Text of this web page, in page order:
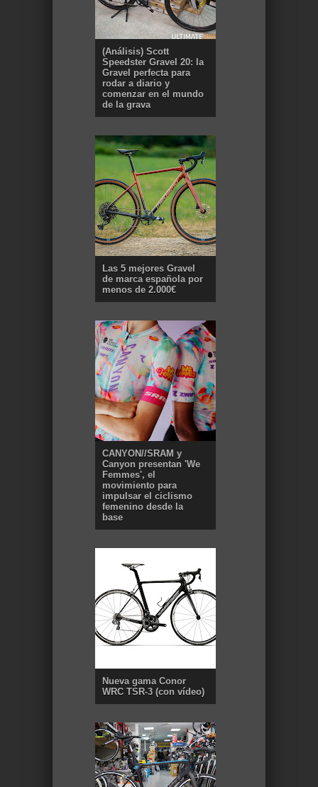
(Análisis) Scott
Speedster Gravel 20: la
Gravel perfecta para
rodar a diario y
comenzar en el mundo
de la grava
Las 5 mejores Gravel
de marca española por
menos de 2.000€
CANYON//SRAM y
Canyon presentan 'We
Femmes', el
movimiento para
impulsar el ciclismo
femenino desde la
base
Nueva gama Conor
WRC TSR-3 (con vídeo)